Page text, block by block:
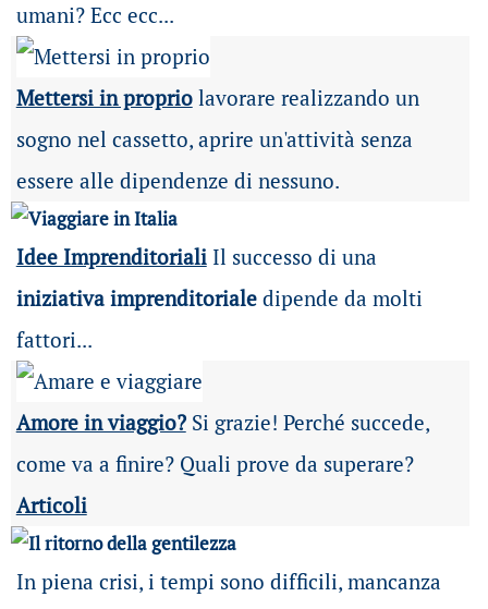
umani? Ecc ecc...
Mettersi in propriolavorare realizzando un
sogno nel cassetto, aprire un'attività senza
essere alle dipendenze di nessuno.
Idee ImprenditorialiIl successo di una
iniziativa imprenditorialedipende da molti
fattori...
Amore in viaggio?Si grazie! Perché succede,
come va a finire? Quali prove da superare?
Articoli
In piena crisi, i tempi sono difficili, mancanza